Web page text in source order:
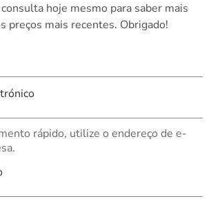
hoje mesmo para saber mais
preços mais recentes. Obrigado!
rápido, utilize o endereço de e-